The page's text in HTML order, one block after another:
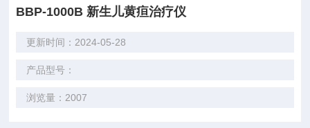
BBP-1000B 新生儿黄疸治疗仪
更新时间：2024-05-28
产品型号：
浏览量：2007